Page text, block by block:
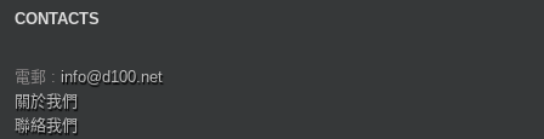
CONTACTS
電郵 : info@d100.net
關於我們
聯絡我們